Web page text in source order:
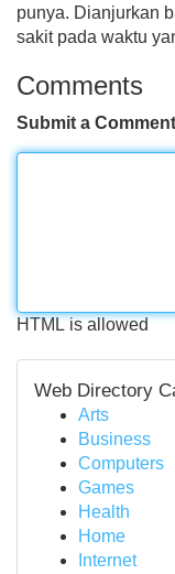
punya. Dianjurkan
sakit pada waktu
Comments
Submit a Comment
HTML is allowed
Web Directory
Arts
Business
Computers
Games
Health
Home
Internet